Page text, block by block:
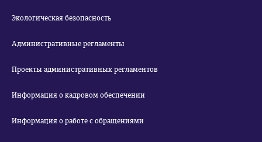
Экологическая безопасность
Административные регламенты
Проекты административных регламентов
Информация о кадровом обеспечении
Информация о работе с обращениями